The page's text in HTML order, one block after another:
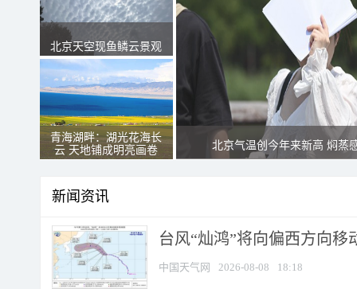
北京天空现鱼鳞云景观
青海湖畔：湖光花海长
云 天地铺成明亮画卷
北京气温创今年来新高 焖蒸
新闻资讯
台风“灿鸿”将向偏西方向移
中国天气网 2026-08-08 18:18